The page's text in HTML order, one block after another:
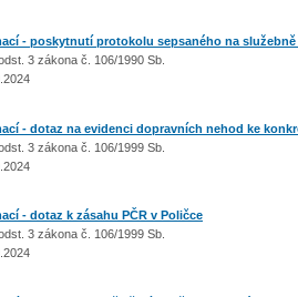
- poskytnutí protokolu sepsaného na
3 zákona č. 106/1990 Sb.
- dotaz na evidenci dopravních nehod ke
3 zákona č. 106/1999 Sb.
- dotaz k zásahu PČR v Poličce
3 zákona č. 106/1999 Sb.